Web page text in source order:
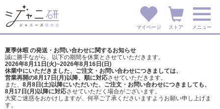
マイページ ストア メニュー
夏季休暇 の発送・お問い合わせに関するお知らせ
誠に勝手ながら、以下の期間を休業とさせていただきます。
2026年8月11日(火)~2026年8月16日(日)
休業中にいただきました、ご注文・お問い合わせにつきましては、
営業再開の8月17日(月)以降、順に対応させていただきます。
また、 8月8日(土)以降にいただいた、ご注文・ お問い合わせにつきましても、
8月17日(月)以降に対応させていただく場合がございます。
大変ご迷惑をおかけしますが、 何卒ご了承くださいますようお願い申し上げま
す。